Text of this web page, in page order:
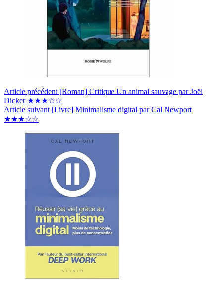
Article précédent [Roman] Critique Un animal sauvage par Joël
Dicker ★★★☆☆
Article suivant [Livre] Minimalisme digital par Cal Newport
★★★☆☆